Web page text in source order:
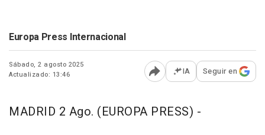
Europa Press Internacional
Sábado, 2 agosto 2025
Actualizado: 13:46
Abrir opciones para
IA Seguir en
MADRID 2 Ago. (EUROPA PRESS) -